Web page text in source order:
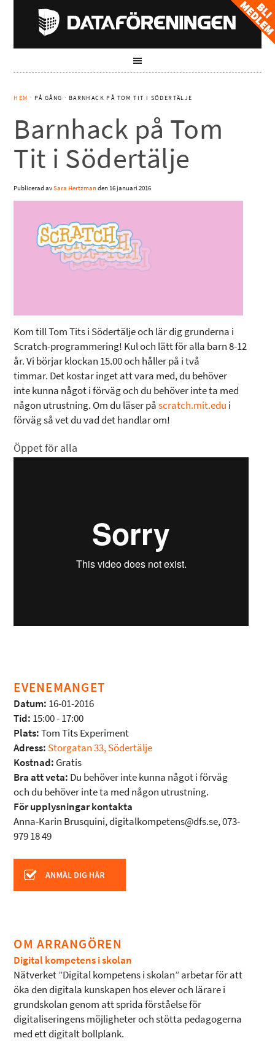
HEM · PÅ GÅNG · BARNHACK PÅ TOM TIT I SÖDERTÄLJE
Barnhack på Tom
Tit i Södertälje
Publicerad avSara Hertzmanden16 januari 2016
Kom till Tom Tits i Södertälje och lär dig grunderna i
Scratch-programmering! Kul och lätt för alla barn 8-12
år. Vi börjar klockan 15.00 och håller på i två
timmar. Det kostar inget att vara med, du behöver
inte kunna något i förväg och du behöver inte ta med
någon utrustning. Om du läser påscratch.mit.edu i
förväg så vet du vad det handlar om!
Öppet för alla
EVENEMANGET
Datum: 16-01-2016
Tid: 15:00 - 17:00
Plats:Tom Tits Experiment
Adress: Storgatan 33, Södertälje
Kostnad: Gratis
Bra att veta: Du behöver inte kunna något i förväg
och du behöver inte ta med någon utrustning.
För upplysningar kontakta
Anna-Karin Brusquini, digitalkompetens@dfs.se, 073-
979 18 49
OM ARRANGÖREN
Digital kompetens i skolan
Nätverket ”Digital kompetens i skolan” arbetar för att
öka den digitala kunskapen hos elever och lärare i
grundskolan genom att sprida förståelse för
digitaliseringens möjligheter och stötta pedagogerna
med ett digitalt bollplank.